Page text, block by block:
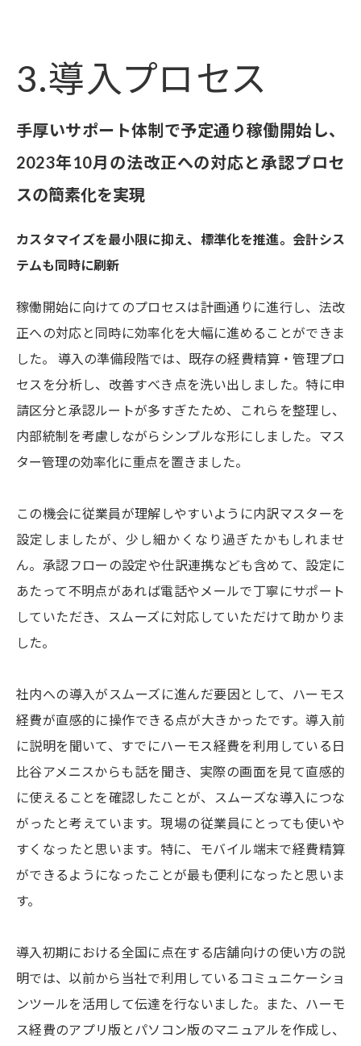
3.導入プロセス
手厚いサポート体制で予定通り稼働開始し、
2023年10月の法改正への対応と承認プロセ
スの簡素化を実現
カスタマイズを最小限に抑え、標準化を推進。会計シス
テムも同時に刷新
稼働開始に向けてのプロセスは計画通りに進行し、法改
正への対応と同時に効率化を大幅に進めることができま
した。 導入の準備段階では、既存の経費精算・管理プロ
セスを分析し、改善すべき点を洗い出しました。特に申
請区分と承認ルートが多すぎたため、これらを整理し、
内部統制を考慮しながらシンプルな形にしました。マス
ター管理の効率化に重点を置きました。
この機会に従業員が理解しやすいように内訳マスターを
設定しましたが、少し細かくなり過ぎたかもしれませ
ん。承認フローの設定や仕訳連携なども含めて、設定に
あたって不明点があれば電話やメールで丁寧にサポート
していただき、スムーズに対応していただけて助かりま
した。
社内への導入がスムーズに進んだ要因として、ハーモス
経費が直感的に操作できる点が大きかったです。導入前
に説明を聞いて、すでにハーモス経費を利用している日
比谷アメニスからも話を聞き、実際の画面を見て直感的
に使えることを確認したことが、スムーズな導入につな
がったと考えています。現場の従業員にとっても使いや
すくなったと思います。特に、モバイル端末で経費精算
ができるようになったことが最も便利になったと思いま
す。
導入初期における全国に点在する店舗向けの使い方の説
明では、以前から当社で利用しているコミュニケーショ
ンツールを活用して伝達を行ないました。また、ハーモ
ス経費のアプリ版とパソコン版のマニュアルを作成し、